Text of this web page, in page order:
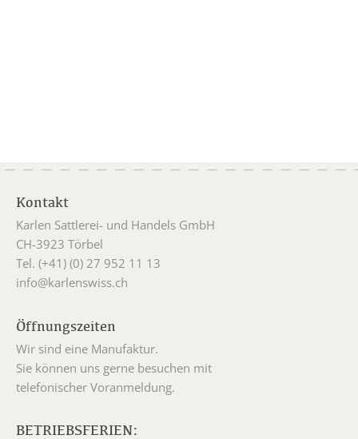
Kontakt
Karlen Sattlerei- und Handels GmbH
CH-3923 Törbel
Tel. (+41) (0) 27 952 11 13
info@karlenswiss.ch
Öffnungszeiten
Wir sind eine Manufaktur.
Sie können uns gerne besuchen mit
telefonischer Voranmeldung.
BETRIEBSFERIEN: